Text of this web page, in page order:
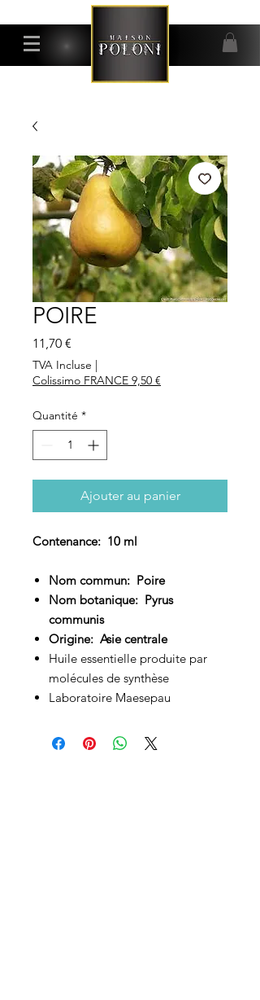
POIRE
11,70 €
TVA Incluse |
Colissimo FRANCE 9,50 €
Quantité *
Ajouter au panier
Contenance: 10 ml
Nom commun: Poire
Nom botanique: Pyrus
communis
Origine: Asie centrale
Huile essentielle produite par
molécules de synthèse
Laboratoire Maesepau